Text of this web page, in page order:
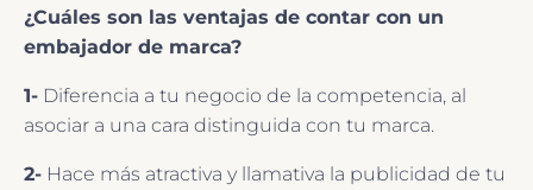
¿Cuáles son las ventajas de contar con un
embajador de marca?
1- Diferencia a tu negocio de la competencia, al
asociar a una cara distinguida con tu marca.
2- Hace más atractiva y llamativa la publicidad de tu